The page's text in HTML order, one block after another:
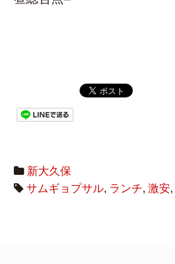
新大久保
サムギョプサル, ランチ, 激安,